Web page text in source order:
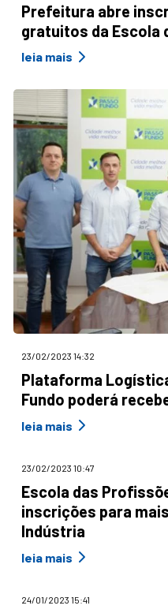
Prefeitura abre
gratuitos da Escola
leia mais
23/02/2023 14:32
Plataforma
Fundo poderá
leia mais
23/02/2023 10:47
Escola das
inscrições para
Indústria
leia mais
24/01/2023 15:41